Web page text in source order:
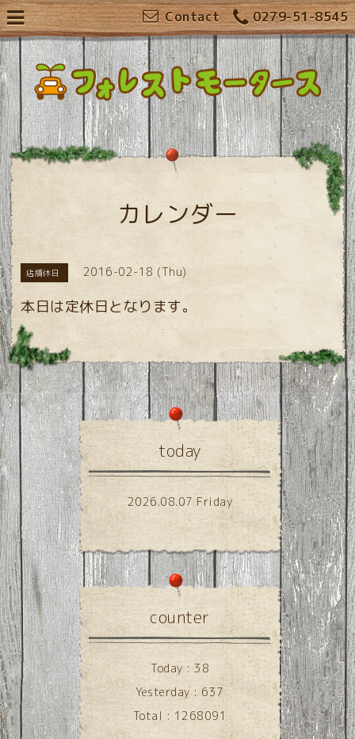
0279-51-8545
Contact
カレンダー
店舗休日 2016-02-18 (Thu)
本日は定休日となります。
today
2026.08.07 Friday
counter
Today : 38
Yesterday : 637
Total : 1268091